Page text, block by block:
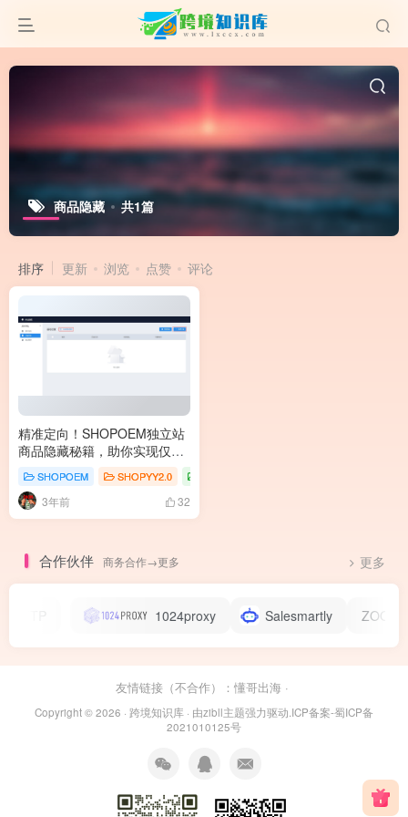
商品隐藏 共1篇
排序 更新 浏览 点赞 评论
精准定向！SHOPOEM独立站
商品隐藏秘籍，助你实现仅对
特定目标用户开放访问！隐藏
商品指定用户可见
SHOPOEM SHOPYY2.0
3年前 32
合作伙伴 商务合作→更多 更多
1024proxy Salesmartly
友情链接（不合作）： 懂哥出海 ·
Copyright © 2026 · 跨境知识库 · 由zibll主题强力驱动.ICP备案-蜀ICP备
2021010125号